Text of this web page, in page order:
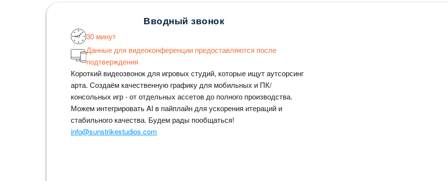
Вводный звонок
30 минут
Данные для видеоконференции предоставляются после
подтверждения
Короткий видеозвонок для игровых студий, которые ищут аутсорсинг
арта. Создаём качественную графику для мобильных и ПК/
консольных игр - от отдельных ассетов до полного производства.
Можем интегрировать AI в пайплайн для ускорения итераций и
стабильного качества. Будем рады пообщаться!
info@sunstrikestudios.com